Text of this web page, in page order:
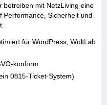
betreiben mit NetzLiving eine
Performance, Sicherheit und
für WordPress, WoltLab
konform
0815-Ticket-System)